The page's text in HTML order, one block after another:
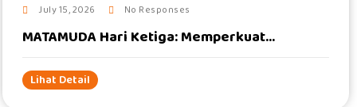
July 15, 2026 No Responses
MATAMUDA Hari Ketiga: Memperkuat...
Lihat Detail